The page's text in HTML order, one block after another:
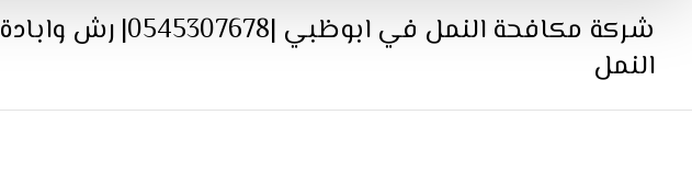
شركة مكافحة النمل في ابوظبي |0545307678| رش وابادة
النمل